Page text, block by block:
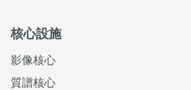
核心設施
影像核心
質譜核心